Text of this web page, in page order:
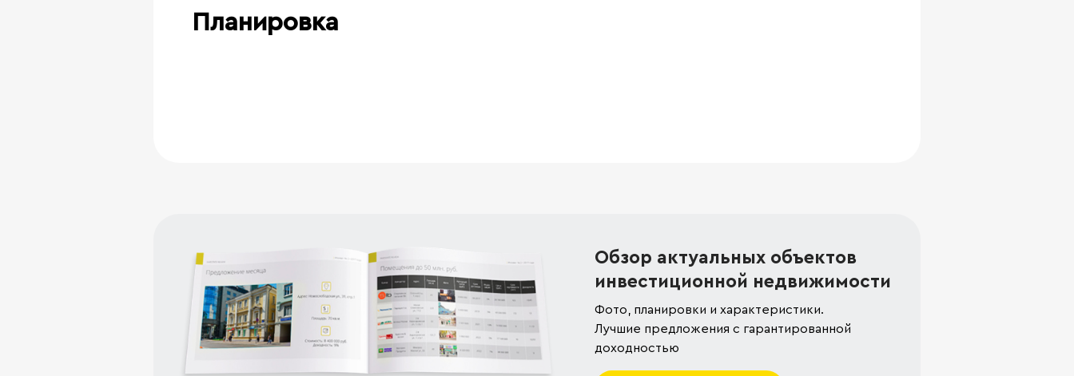
Планировка
Обзор актуальных объектов
инвестиционной недвижимости
Фото, планировки и характеристики.
Лучшие предложения с гарантированной
доходностью